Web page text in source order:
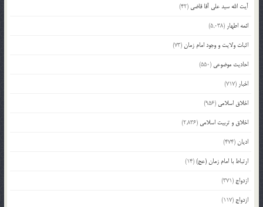
آیت الله سید علی آقا قاضی (42)
ائمه اطهار (5,038)
اثبات ولایت و وجود امام زمان(73)
احادیث موضوعی (550)
اخبار (717)
اخلاق اسلامی (956)
اخلاق و تربیت اسلامی (2,836)
ادیان(474)
ارتباط با امام زمان (عج)(14)
ازدواج (371)
ازدواج (117)